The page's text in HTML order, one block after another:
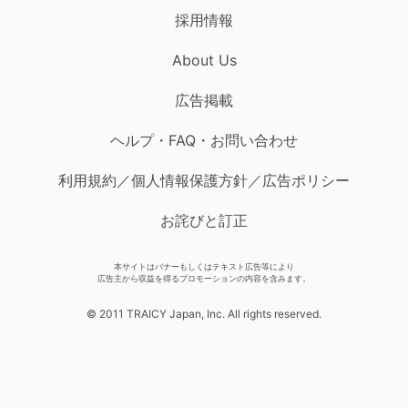
採用情報
About Us
広告掲載
ヘルプ・FAQ・お問い合わせ
利用規約／個人情報保護方針／広告ポリシー
お詫びと訂正
本サイトはバナーもしくはテキスト広告等により
広告主から収益を得るプロモーションの内容を含みます。
© 2011 TRAICY Japan, Inc. All rights reserved.